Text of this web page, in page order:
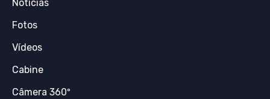
Notícias
Fotos
Vídeos
Cabine
Câmera 360º